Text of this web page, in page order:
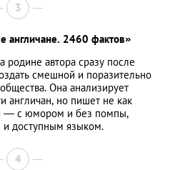
3
англичане. 2460 фактов»
родине автора сразу после
смешной и поразительно
Она анализирует
англичан, но пишет не как
— с юмором и без помпы,
доступным языком.
4